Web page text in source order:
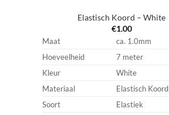
Elastisch Koord – White
€1.00
Maat
ca. 1.0mm
Hoeveelheid
7 meter
Kleur
White
Materiaal
Elastisch Koord
Soort
Elastiek